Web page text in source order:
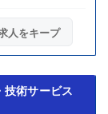
人をキープ
術サービス